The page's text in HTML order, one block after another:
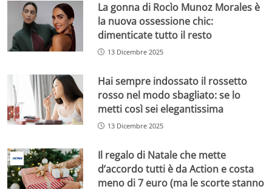
La gonna di Rocìo Munoz Morales è
la nuova ossessione chic:
dimenticate tutto il resto
13 Dicembre 2025
Hai sempre indossato il rossetto
rosso nel modo sbagliato: se lo
metti così sei elegantissima
13 Dicembre 2025
Il regalo di Natale che mette
d’accordo tutti è da Action e costa
meno di 7 euro (ma le scorte stanno